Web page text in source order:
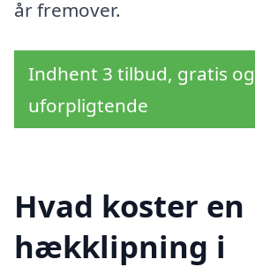
år fremover.
Indhent 3 tilbud, gratis og
uforpligtende
Hvad koster en
hækklipning i